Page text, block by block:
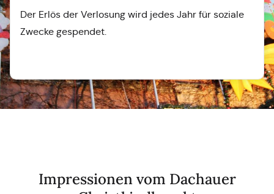
Der Erlös der Verlosung wird jedes Jahr für soziale
Zwecke gespendet.
Impressionen vom Dachauer